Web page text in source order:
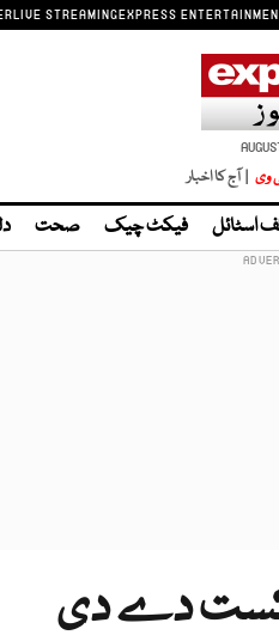
LIVE STREAMINGEXPRESS
وی | آج کا اخبار
اسٹائل فیکٹ چیک صحت